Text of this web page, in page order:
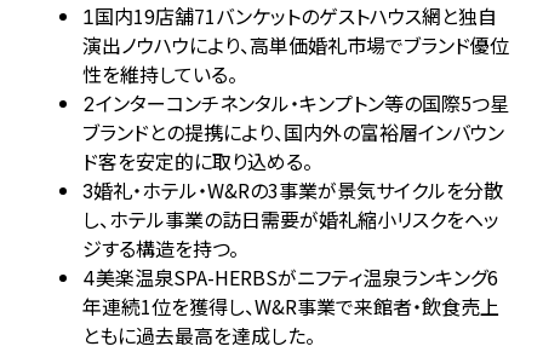
1国内19店舗71バンケットのゲストハウス網と独自
演出ノウハウにより、高単価婚礼市場でブランド優位
性を維持している。
2インターコンチネンタル・キンプトン等の国際5つ星
ブランドとの提携により、国内外の富裕層インバウン
ド客を安定的に取り込める。
3婚礼・ホテル・W&Rの3事業が景気サイクルを分散
し、ホテル事業の訪日需要が婚礼縮小リスクをヘッ
ジする構造を持つ。
4美楽温泉SPA-HERBSがニフティ温泉ランキング6
年連続1位を獲得し、W&R事業で来館者・飲食売上
ともに過去最高を達成した。